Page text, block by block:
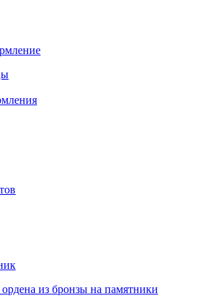
из бронзы на памятники